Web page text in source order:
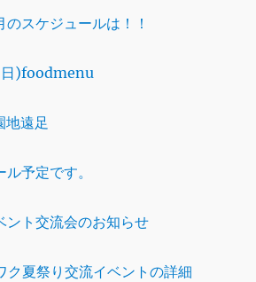
のスケジュールは！！
)foodmenu
地遠足
予定です。
ント交流会のお知らせ
ク夏祭り交流イベントの詳細